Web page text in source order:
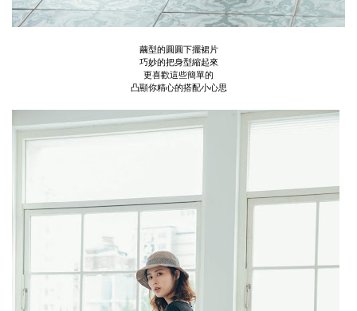
繭型的圓圓下擺裙片
巧妙的把身型縮起來
更喜歡這些簡單的
凸顯你精心的搭配小心思